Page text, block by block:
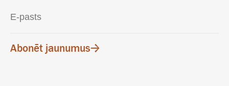
Abonēt jaunumus